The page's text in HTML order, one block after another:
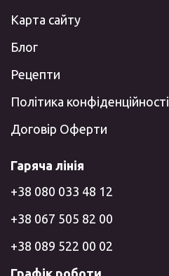
Карта сайту
Блог
Рецепти
Політика конфіденційності
Договір Оферти
Гаряча лінія
+38 080 033 48 12
+38 067 505 82 00
+38 089 522 00 02
Графік роботи